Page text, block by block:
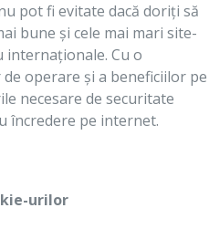
pot fi evitate dacă doriți să
bune și cele mai mari site-
internaționale. Cu o
operare și a beneficiilor pe
necesare de securitate
încredere pe internet.
urilor